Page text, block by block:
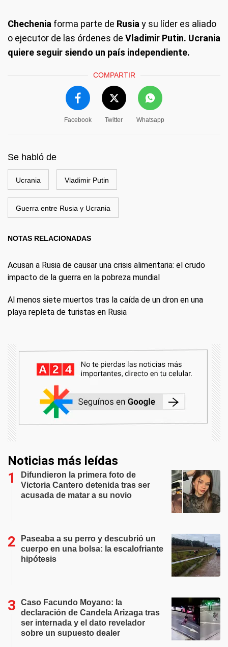
Chechenia forma parte de Rusia y su líder es aliado
o ejecutor de las órdenes de Vladimir Putin. Ucrania
quiere seguir siendo un país independiente.
COMPARTIR
Facebook Twitter Whatsapp
Se habló de
Ucrania Vladimir Putin
Guerra entre Rusia y Ucrania
NOTAS RELACIONADAS
Acusan a Rusia de causar una crisis alimentaria: el crudo
impacto de la guerra en la pobreza mundial
Al menos siete muertos tras la caída de un dron en una
playa repleta de turistas en Rusia
Noticias más leídas
Difundieron la primera foto de
Victoria Cantero detenida tras ser
acusada de matar a su novio
Paseaba a su perro y descubrió un
cuerpo en una bolsa: la escalofriante
hipótesis
Caso Facundo Moyano: la
declaración de Candela Arizaga tras
ser internada y el dato revelador
sobre un supuesto dealer